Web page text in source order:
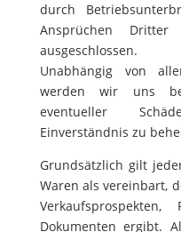
durch
Ansprüchen
ausgeschlossen.
Unabhängig von
werden wir uns
eventueller
Einverständnis zu
Grundsätzlich gilt
Waren als vereinbart,
Dokumenten ergibt.